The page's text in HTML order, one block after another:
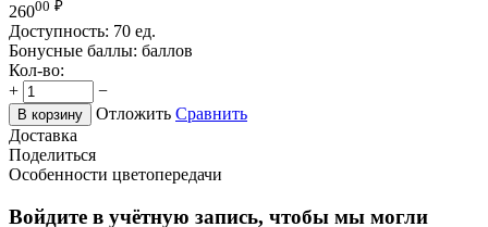
26000 ₽
Доступность: 70 ед.
Бонусные баллы: баллов
Кол-во:
+
−
В корзину Отложить Сравнить
Доставка
Поделиться
Особенности цветопередачи
Войдите в учётную запись, чтобы мы могли